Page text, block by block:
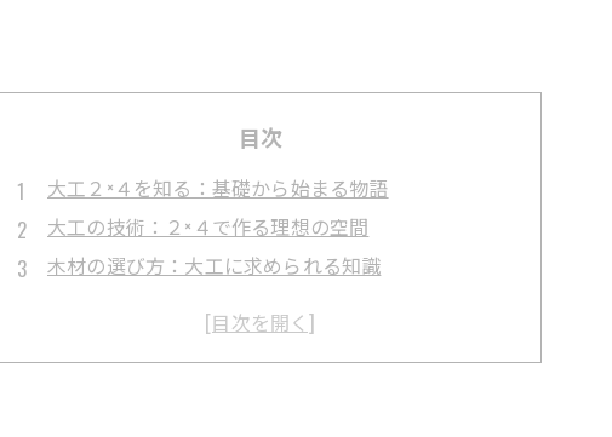
目次
大工２×４を知る：基礎から始まる物語
大工の技術：２×４で作る理想の空間
木材の選び方：大工に求められる知識
完成した家：大工２×４の成果